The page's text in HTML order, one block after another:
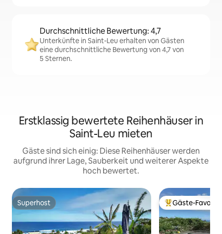
Durchschnittliche Bewertung: 4,7
Unterkünfte in Saint-Leu erhalten von Gästen
eine durchschnittliche Bewertung von 4,7 von
5 Sternen.
Erstklassig bewertete Reihenhäuser in
Saint-Leu mieten
Gäste sind sich einig: Diese Reihenhäuser werden
aufgrund ihrer Lage, Sauberkeit und weiterer Aspekte
hoch bewertet.
Superhost
Superhost Beliebter Gäste-
Gäste-Favorit